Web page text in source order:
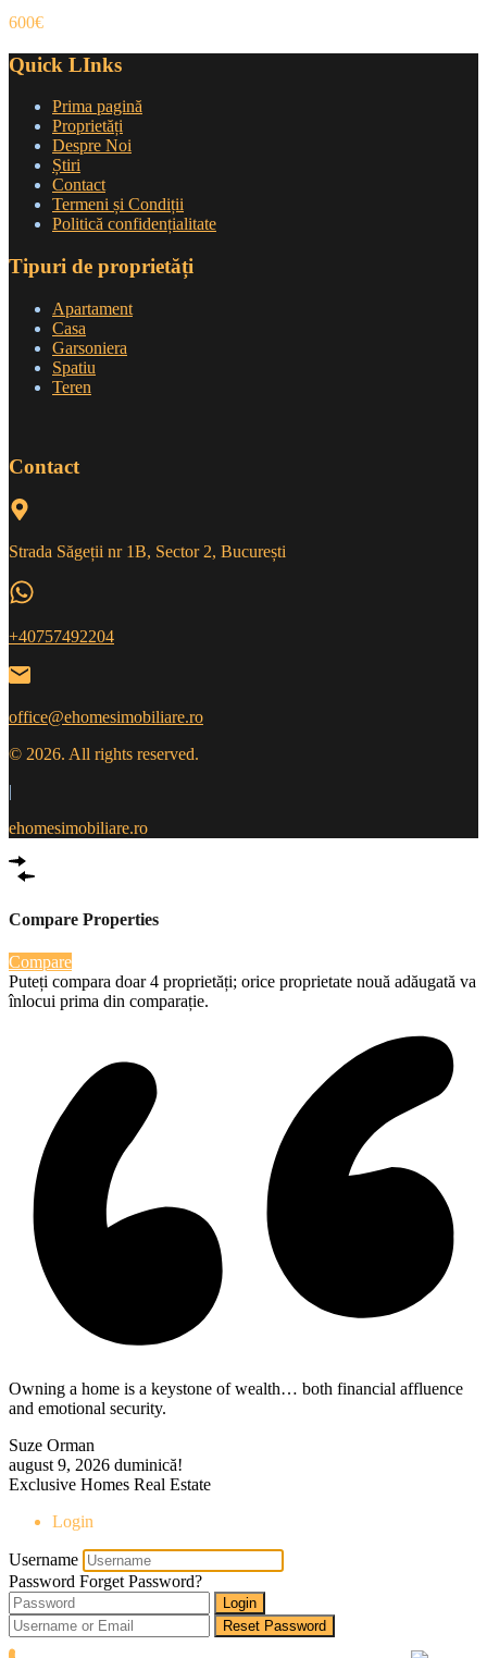
600€
Quick LInks
Prima pagină
Proprietăți
Despre Noi
Știri
Contact
Termeni și Condiții
Politică confidențialitate
Tipuri de proprietăți
Apartament
Casa
Garsoniera
Spatiu
Teren
Contact
Strada Săgeții nr 1B, Sector 2, București
+40757492204
office@ehomesimobiliare.ro
© 2026. All rights reserved.
|
ehomesimobiliare.ro
Compare Properties
Compare
Puteți compara doar 4 proprietăți; orice proprietate nouă adăugată va
înlocui prima din comparație.
Owning a home is a keystone of wealth… both financial affluence
and emotional security.
Suze Orman
august 9, 2026 duminică!
Exclusive Homes Real Estate
Login
Username
Password Forget Password?
Login
Reset Password